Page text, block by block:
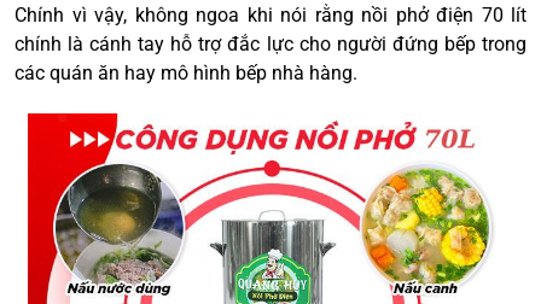
Chính vì vậy, không ngoa khi nói rằng nồi phở điện 70 lít
chính là cánh tay hỗ trợ đắc lực cho người đứng bếp trong
các quán ăn hay mô hình bếp nhà hàng.